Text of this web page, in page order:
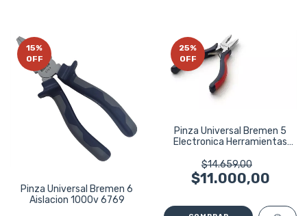
15%
OFF
Pinza Universal Bremen 6
Aislacion 1000v 6769
25%
OFF
Pinza Universal Bremen 5
Electronica Herramientas
$14.659,00
$11.000,00